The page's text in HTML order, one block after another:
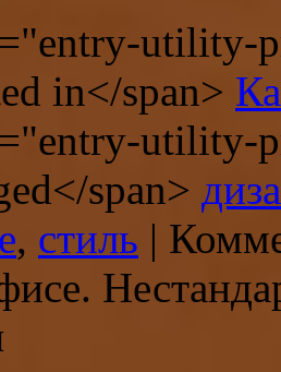
utility-
in</span>
utility-
span>
, стиль |